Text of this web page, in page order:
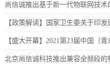
尚信诚推出基于新一代物联网技
【政策解读】国家卫生委关于印
【盛大开幕】2021第23届中国（
北京尚信诚科技推出兼容全频段的